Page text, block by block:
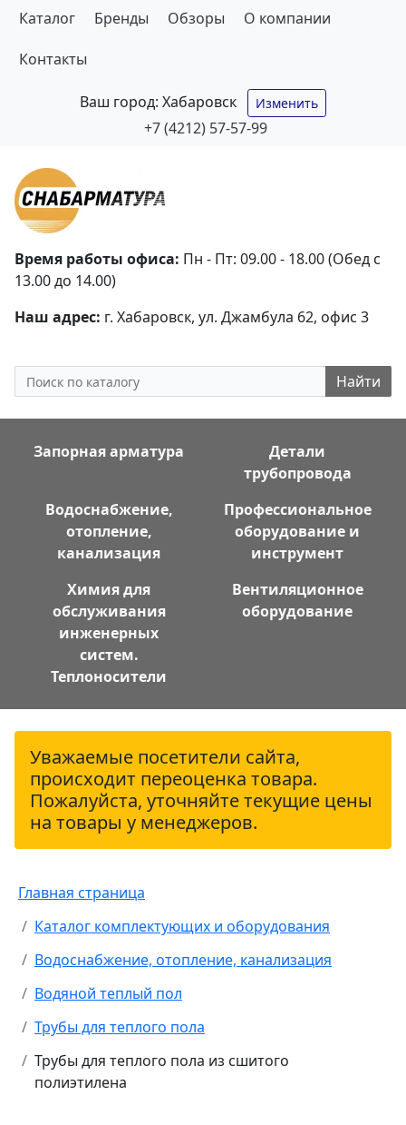
Каталог Бренды Обзоры О компании
Контакты
Ваш город: Хабаровск Изменить
+7 (4212) 57-57-99
Время работы офиса: Пн - Пт: 09.00 - 18.00 (Обед с
13.00 до 14.00)
Наш адрес: г. Хабаровск, ул. Джамбула 62, офис 3
Найти
Запорная арматура
Детали
трубопровода
Водоснабжение,
отопление,
канализация
Профессиональное
оборудование и
инструмент
Химия для
обслуживания
инженерных
систем.
Теплоносители
Вентиляционное
оборудование
Уважаемые посетители сайта,
происходит переоценка товара.
Пожалуйста, уточняйте текущие цены
на товары у менеджеров.
Главная страница
Каталог комплектующих и оборудования
Водоснабжение, отопление, канализация
Водяной теплый пол
Трубы для теплого пола
Трубы для теплого пола из сшитого
полиэтилена